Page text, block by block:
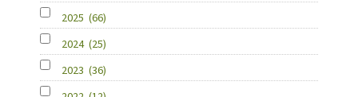
2025 (66)
2024 (25)
2023 (36)